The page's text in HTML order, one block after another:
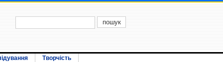
Творчість